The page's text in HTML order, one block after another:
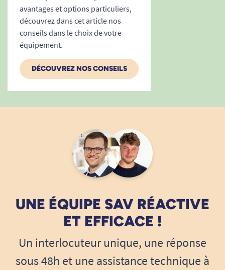
avantages et options particuliers,
découvrez dans cet article nos
conseils dans le choix de votre
équipement.
DÉCOUVREZ NOS CONSEILS
UNE ÉQUIPE SAV RÉACTIVE
ET EFFICACE !
Un interlocuteur unique, une réponse
sous 48h et une assistance technique à